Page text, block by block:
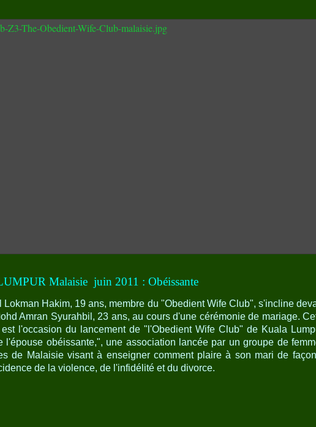
Malaisie juin 2011 : Obéissante
Lokman Hakim, 19 ans, membre du "Obedient Wife Club", s'incline
Amran Syurahbil, 23 ans, au cours d'une cérémonie de mariage.
l'occasion du lancement de "l'Obedient Wife Club" de Kuala
l'épouse obéissante,", une association lancée par un groupe de
de Malaisie visant à enseigner comment plaire à son mari de
de la violence, de l'infidélité et du divorce.